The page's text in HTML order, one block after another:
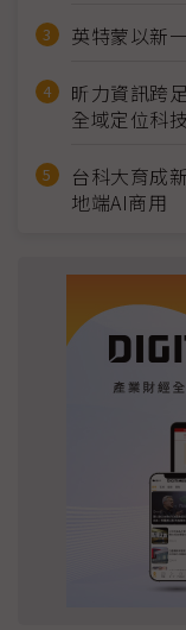
英特蒙以新
昕力資訊跨
全域定位科技
台科大育成
地端AI商用